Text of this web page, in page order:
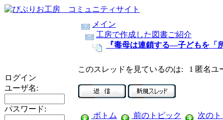
ログイン
ユーザ名:
パスワード:
メイン
工房で作成した図書ご紹介
『毒母は連鎖する―子どもを「
このスレッドを見ているのは: 1 匿名ユ
ボトム 前のトピック 次の